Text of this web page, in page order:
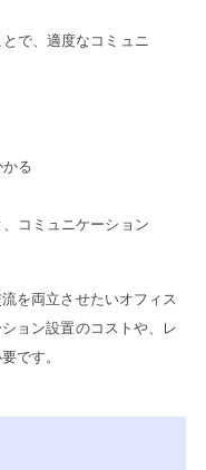
で、適度なコミュニ
る
コミュニケーション
を両立させたいオフィス
ョン設置のコストや、レ
です。